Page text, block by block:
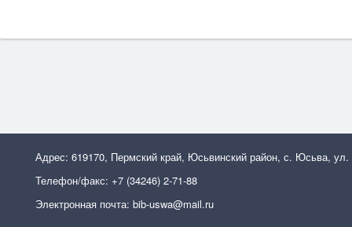
Адрес: 619170, Пермский край, Юсьвинский район, с. Юсьва, ул.
Телефон/факс: +7 (34246) 2-71-88
Электронная почта: bib-uswa@mail.ru